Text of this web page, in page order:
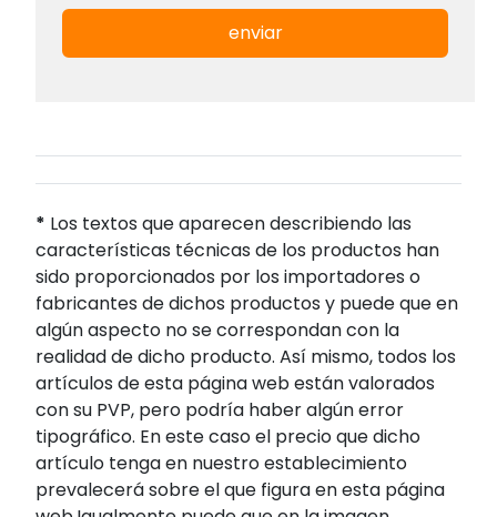
enviar
* Los textos que aparecen describiendo las
características técnicas de los productos han
sido proporcionados por los importadores o
fabricantes de dichos productos y puede que en
algún aspecto no se correspondan con la
realidad de dicho producto. Así mismo, todos los
artículos de esta página web están valorados
con su PVP, pero podría haber algún error
tipográfico. En este caso el precio que dicho
artículo tenga en nuestro establecimiento
prevalecerá sobre el que figura en esta página